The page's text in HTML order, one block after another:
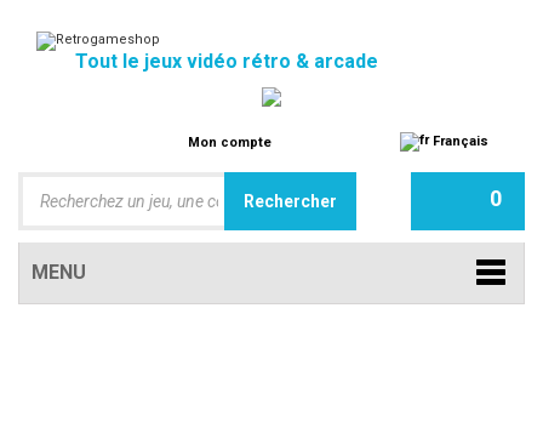
Tout le jeux vidéo rétro & arcade
Mon compte Français
0
MENU